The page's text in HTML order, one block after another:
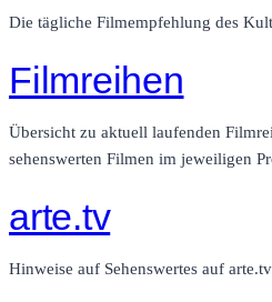
Die tägliche Filmempfehlung des
Filmreihen
Übersicht zu aktuell laufenden
sehenswerten Filmen im jeweiligen
arte.tv
Hinweise auf Sehenswertes auf arte.tv